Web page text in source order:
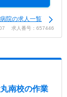
院の求人一覧
求人番号：657446
南校の作業